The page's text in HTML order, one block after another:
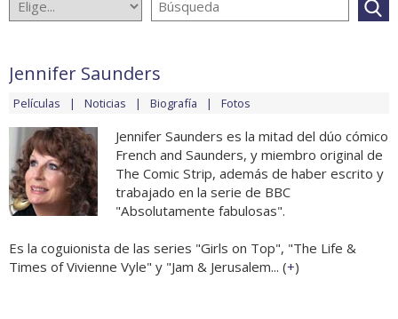
Jennifer Saunders
Películas Noticias Biografía Fotos
Jennifer Saunders es la mitad del dúo cómico
French and Saunders, y miembro original de
The Comic Strip, además de haber escrito y
trabajado en la serie de BBC
"Absolutamente fabulosas".
Es la coguionista de las series "Girls on Top", "The Life &
Times of Vivienne Vyle" y "Jam & Jerusalem... (+)